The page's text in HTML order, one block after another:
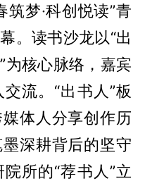
筑梦·科创悦读”青
。读书沙龙以“出
为核心脉络，嘉宾
流。“出书人”板
体人分享创作历
深耕背后的坚守
所的“荐书人”立